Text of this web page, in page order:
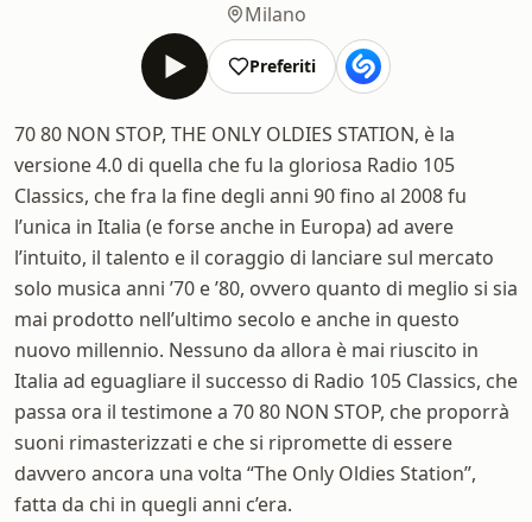
Milano
Preferiti
70 80 NON STOP, THE ONLY OLDIES STATION, è la
versione 4.0 di quella che fu la gloriosa Radio 105
Classics, che fra la fine degli anni 90 fino al 2008 fu
l’unica in Italia (e forse anche in Europa) ad avere
l’intuito, il talento e il coraggio di lanciare sul mercato
solo musica anni ’70 e ’80, ovvero quanto di meglio si sia
mai prodotto nell’ultimo secolo e anche in questo
nuovo millennio. Nessuno da allora è mai riuscito in
Italia ad eguagliare il successo di Radio 105 Classics, che
passa ora il testimone a 70 80 NON STOP, che proporrà
suoni rimasterizzati e che si ripromette di essere
davvero ancora una volta “The Only Oldies Station”,
fatta da chi in quegli anni c’era.